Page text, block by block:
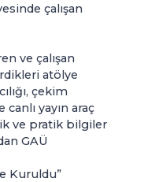
çalışan
ve çalışan
atölye
çekim
yayın araç
ve pratik bilgiler
GAÜ
Kuruldu”